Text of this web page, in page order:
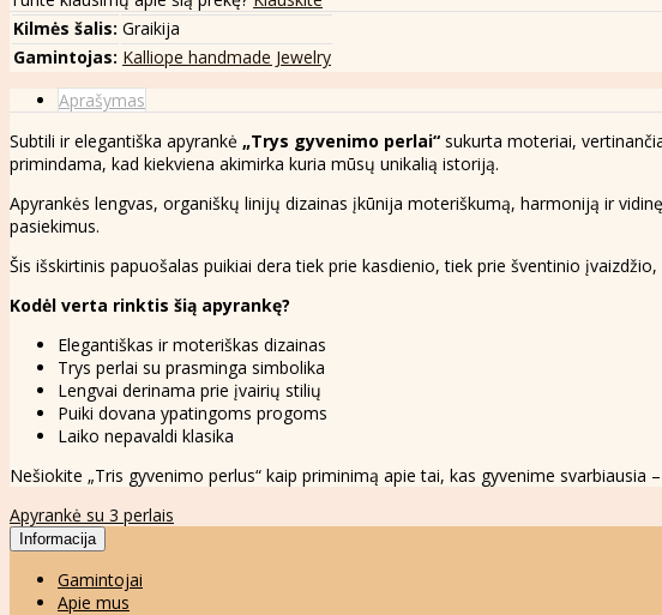
Kilmės šalis: Graikija
Gamintojas: Kalliope handmade Jewelry
Aprašymas
Subtili ir elegantiška apyrankė „Trys gyvenimo perlai“ sukurta moteriai,
primindama, kad kiekviena akimirka kuria mūsų unikalią istoriją.
Apyrankės lengvas, organiškų linijų dizainas įkūnija moteriškumą, harmoniją ir
pasiekimus.
Šis išskirtinis papuošalas puikiai dera tiek prie kasdienio, tiek prie šventinio
Kodėl verta rinktis šią apyrankę?
Elegantiškas ir moteriškas dizainas
Trys perlai su prasminga simbolika
Lengvai derinama prie įvairių stilių
Puiki dovana ypatingoms progoms
Laiko nepavaldi klasika
Nešiokite „Tris gyvenimo perlus“ kaip priminimą apie tai, kas gyvenime svarbiausia
Apyrankė su 3 perlais
Informacija
Gamintojai
Apie mus